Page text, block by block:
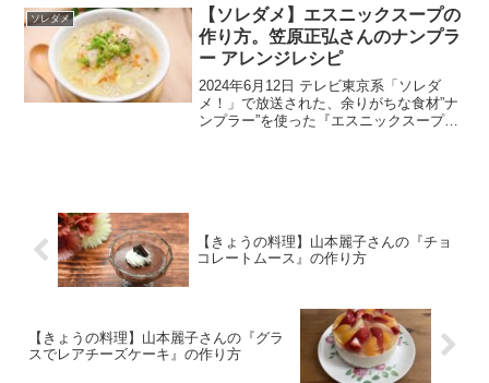
んちゃんの作るあんぱんは、本当に美味
しそうですよね。今...
ソレダメ
【ソレダメ】エスニックスープの
作り方。笠原正弘さんのナンプラ
ー アレンジレシピ
2024年6月12日 テレビ東京系「ソレダ
メ！」で放送された、余りがちな食材”ナ
ンプラー”を使った『エスニックスープ』
【きょうの料理】山本麗子さんの『チョ
コレートムース』の作り方
【きょうの料理】山本麗子さんの『グラ
スでレアチーズケーキ』の作り方